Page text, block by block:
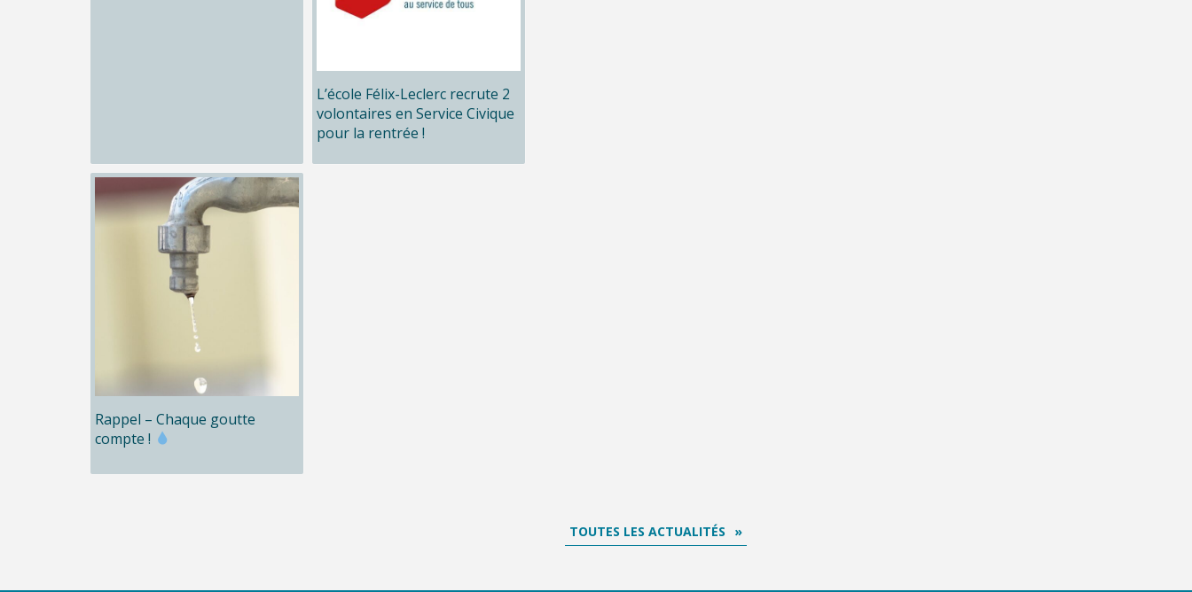
L’école Félix-Leclerc recrute 2
volontaires en Service Civique
pour la rentrée !
Rappel – Chaque goutte
compte !
TOUTES LES ACTUALITÉS